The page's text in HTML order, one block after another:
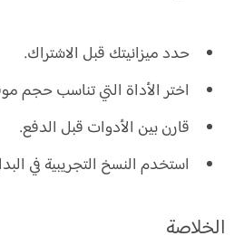
حدد ميزانيتك قبل الاشتراك.
اختر الأداة التي تناسب حجم
قارن بين الأدوات قبل الدفع.
استخدم النسخ التجريبية في
الخلاصة